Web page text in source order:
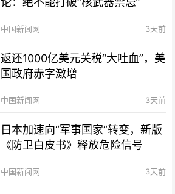
中国新闻网 3天前
返还1000亿美元关税“大吐血”，美
国政府赤字激增
中国新闻网 3天前
日本加速向“军事国家”转变，新版
《防卫白皮书》释放危险信号
中国新闻网 3天前